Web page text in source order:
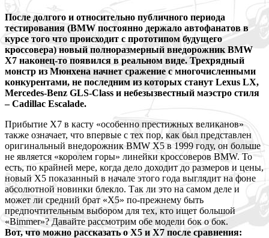
После долгого и относительно публичного периода
тестирования (BMW постоянно держало автофанатов в
курсе того что происходит с прототипом будущего
кроссовера) новый полноразмерный внедорожник BMW
X7 наконец-то появился в реальном виде. Трехрядный
монстр из Мюнхена начнет сражение с многочисленными
конкурентами, не последним из которых станут Lexus LX,
Mercedes-Benz GLS-Class и небезызвестный маэстро стиля
– Cadillac Escalade.
Прибытие X7 в касту «особенно престижных великанов»
также означает, что впервые с тех пор, как был представлен
оригинальный внедорожник BMW X5 в 1999 году, он больше
не является «королем горы» линейки кроссоверов BMW. То
есть, по крайней мере, когда дело доходит до размеров и цены,
новый X5 показанный в начале этого года выглядит на фоне
абсолютной новинки блекло. Так ли это на самом деле и
может ли средний брат «X5» по-прежнему быть
предпочтительным выбором для тех, кто ищет большой
«Bimmer»? Давайте рассмотрим обе модели бок о бок.
Вот, что можно рассказать оX5 и X7 после сравнения: